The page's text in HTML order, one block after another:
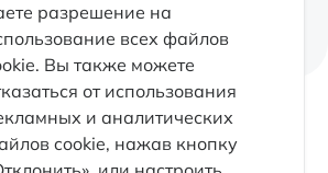
регресса
регресса
разрешение на
всех файлов
Вы также можете
от использования
и аналитических
cookie, нажав кнопку